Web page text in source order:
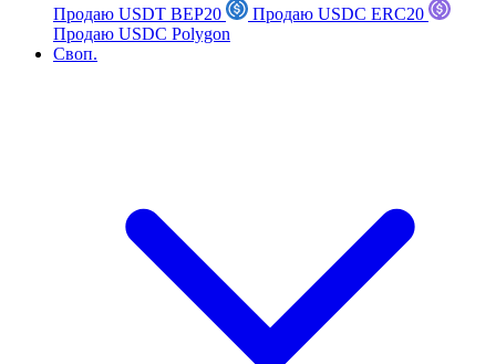
Продаю USDT BEP20
Продаю USDC ERC20
Продаю USDC Polygon
Своп.